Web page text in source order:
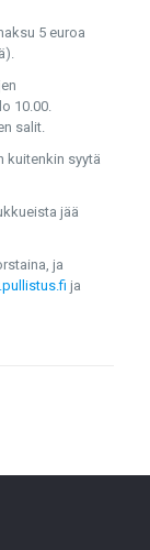
5 euroa
10.00.
salit.
kuitenkin syytä
jää
ja
ja